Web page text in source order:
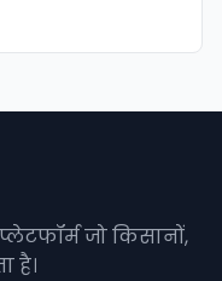
जो किसानों,
है।